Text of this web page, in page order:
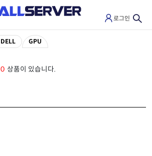
로그인
DELL GPU
0 상품이 있습니다.